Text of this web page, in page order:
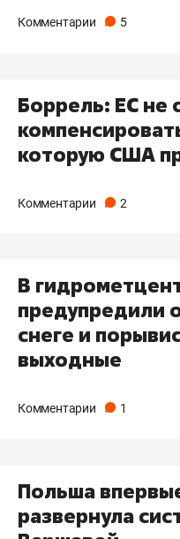
Комментарии 5
Боррель: ЕС не
которую США
Комментарии 2
В
предупредили
снеге и
выходные
Комментарии 1
Польша
развернула